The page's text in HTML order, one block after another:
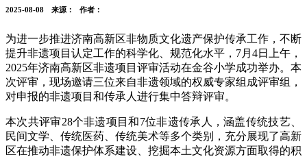
2025-08-08 来源： 作者：
为进一步推进济南高新区非物质文化遗产保护传承工作，不断
提升非遗项目认定工作的科学化、规范化水平，7月4日上午，
2025年济南高新区非遗项目评审活动在金谷小学成功举办。本
次评审，现场邀请三位来自非遗领域的权威专家组成评审组，
对申报的非遗项目和传承人进行集中答辩评审。
本次共评审28个非遗项目和7位非遗传承人，涵盖传统技艺、
民间文学、传统医药、传统美术等多个类别，充分展现了高新
区在推动非遗保护体系建设、挖掘本土文化资源方面取得的积